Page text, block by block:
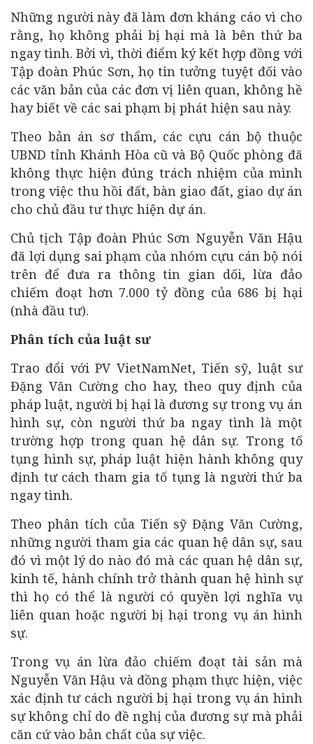
Những người này đã làm đơn kháng cáo vì cho
rằng, họ không phải bị hại mà là bên thứ ba
ngay tình. Bởi vì, thời điểm ký kết hợp đồng với
Tập đoàn Phúc Sơn, họ tin tưởng tuyệt đối vào
các văn bản của các đơn vị liên quan, không hề
hay biết về các sai phạm bị phát hiện sau này.
Theo bản án sơ thẩm, các cựu cán bộ thuộc
UBND tỉnh Khánh Hòa cũ và Bộ Quốc phòng đã
không thực hiện đúng trách nhiệm của mình
trong việc thu hồi đất, bàn giao đất, giao dự án
cho chủ đầu tư thực hiện dự án.
Chủ tịch Tập đoàn Phúc Sơn Nguyễn Văn Hậu
đã lợi dụng sai phạm của nhóm cựu cán bộ nói
trên để đưa ra thông tin gian dối, lừa đảo
chiếm đoạt hơn 7.000 tỷ đồng của 686 bị hại
(nhà đầu tư).
Phân tích của luật sư
Trao đổi với PV VietNamNet, Tiến sỹ, luật sư
Đặng Văn Cường cho hay, theo quy định của
pháp luật, người bị hại là đương sự trong vụ án
hình sự, còn người thứ ba ngay tình là một
trường hợp trong quan hệ dân sự. Trong tố
tụng hình sự, pháp luật hiện hành không quy
định tư cách tham gia tố tụng là người thứ ba
ngay tình.
Theo phân tích của Tiến sỹ Đặng Văn Cường,
những người tham gia các quan hệ dân sự, sau
đó vì một lý do nào đó mà các quan hệ dân sự,
kinh tế, hành chính trở thành quan hệ hình sự
thì họ có thể là người có quyền lợi nghĩa vụ
liên quan hoặc người bị hại trong vụ án hình
sự.
Trong vụ án lừa đảo chiếm đoạt tài sản mà
Nguyễn Văn Hậu và đồng phạm thực hiện, việc
xác định tư cách người bị hại trong vụ án hình
sự không chỉ do đề nghị của đương sự mà phải
căn cứ vào bản chất của sự việc.